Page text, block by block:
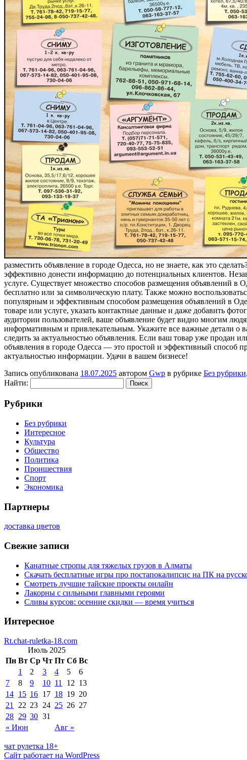
разместить объявление в городе Одесса, но не знаете, как это
эффективно донести информацию до потенциальных клиентов.
услуге. Существует множество способов размещения объявлений в
бесплатно или за символическую плату. Также можно
популярным и эффективным способом размещения объявлений в
товаре или услуге, указать контактные данные и даже добавить
аудитории пользователей, ваше объявление будет видно многим
информативным и привлекательным. Укажите все важные детали о
следить за актуальностью объявления. Если ваш товар уже продан
объявления в городе Одесса — это простой и эффективный способ
актуальностью информации. Удачи в вашем бизнесе!
Запись опубликована 18.07.2025 автором Gwp в рубрике Без рубрики.
Найти:
Рубрики
Без рубрики
Интересное
Культура
Общество
Политика
Проишествия
Спорт
Экономика
Партнеры
доставка цветов
Свежие записи
Канатные стропы для тяжелых грузов в Алматы
Скачать бесплатные игры про постапокалипсис на ПК на
Смотреть лучшие тайские проекты онлайн
Лакорны с сильными главными героями
Сливы курсов: осенние скидки — время учиться
Интересное
Rt.chat-ruletka-18.com
Июль 2025
Пн Вт Ср Чт Пт Сб Вс
« Июн Авг »
1 2 3 4 5
6
7
8 9 10 11 12 13
14 15 16 17 18 19 20
21
22 23 24 25 26 27
28 29 30 31
чат рулетка 18+
Сайт работает на WordPress